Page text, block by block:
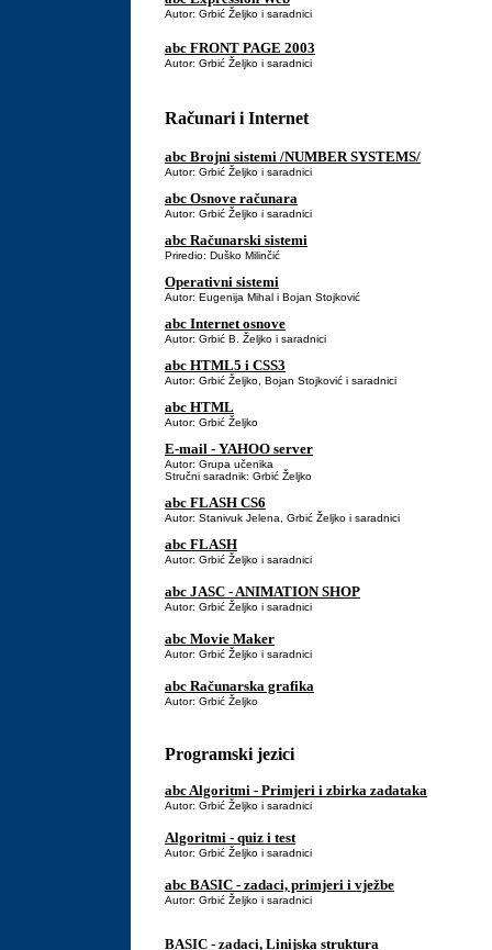
Autor: Grbić Željko i saradnici
abc FRONT PAGE 2003
Autor: Grbić Željko i saradnici
Računari i Internet
abc Brojni sistemi /NUMBER SYSTEMS/
Autor: Grbić Željko i saradnici
abc Osnove računara
Autor: Grbić Željko i saradnici
abc Računarski sistemi
Priredio: Duško Milinčić
Operativni sistemi
Autor: Eugenija Mihal i Bojan Stojković
abc Internet osnove
Autor: Grbić B. Željko i saradnici
abc HTML5 i CSS3
Autor: Grbić Željko, Bojan Stojković i saradnici
abc HTML
Autor: Grbić Željko
E-mail - YAHOO server
Autor: Grupa učenika
Stručni saradnik: Grbić Željko
abc FLASH CS6
Autor: Stanivuk Jelena, Grbić Željko i saradnici
abc FLASH
Autor: Grbić Željko i saradnici
abc JASC - ANIMATION SHOP
Autor: Grbić Željko i saradnici
abc Movie Maker
Autor: Grbić Željko i saradnici
abc Računarska grafika
Autor: Grbić Željko
Programski jezici
abc Algoritmi - Primjeri i zbirka zadataka
Autor: Grbić Željko i saradnici
Algoritmi - quiz i test
Autor: Grbić Željko i saradnici
abc BASIC - zadaci, primjeri i vježbe
Autor: Grbić Željko i saradnici
BASIC - zadaci, Linijska struktura